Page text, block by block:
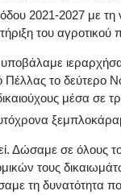
2021-2027 με τη
του αγροτικού
το δεύτερο
μέσα σε
Δώσαμε σε όλους
τους
τη δυνατότητα